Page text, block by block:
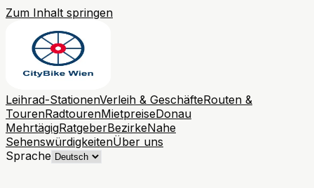
Zum Inhalt springen
Leihrad-StationenVerleih & GeschäfteRouten &
TourenRadtourenMietpreiseDonau
MehrtägigRatgeberBezirkeNahe
SehenswürdigkeitenÜber uns
Sprache